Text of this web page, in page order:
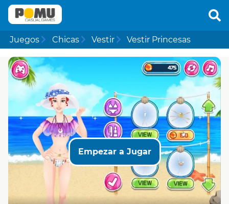
Juegos Chicas Vestir Vestir Princesas
Empezar a Jugar